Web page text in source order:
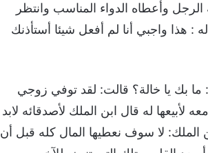
وأعطاه الدواء المناسب وانتظر
واجبي أنا لم أفعل شيئا أستأذنك
: ما بك يا خالة؟ قالت: لقد توفي زوجي
له قال ابن الملك لأصدقائه لابد
الملك: لا سوف نعطيها المال كله قبل أن